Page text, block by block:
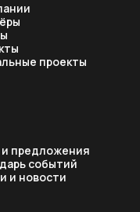
предложения
событий
и новости
проекты